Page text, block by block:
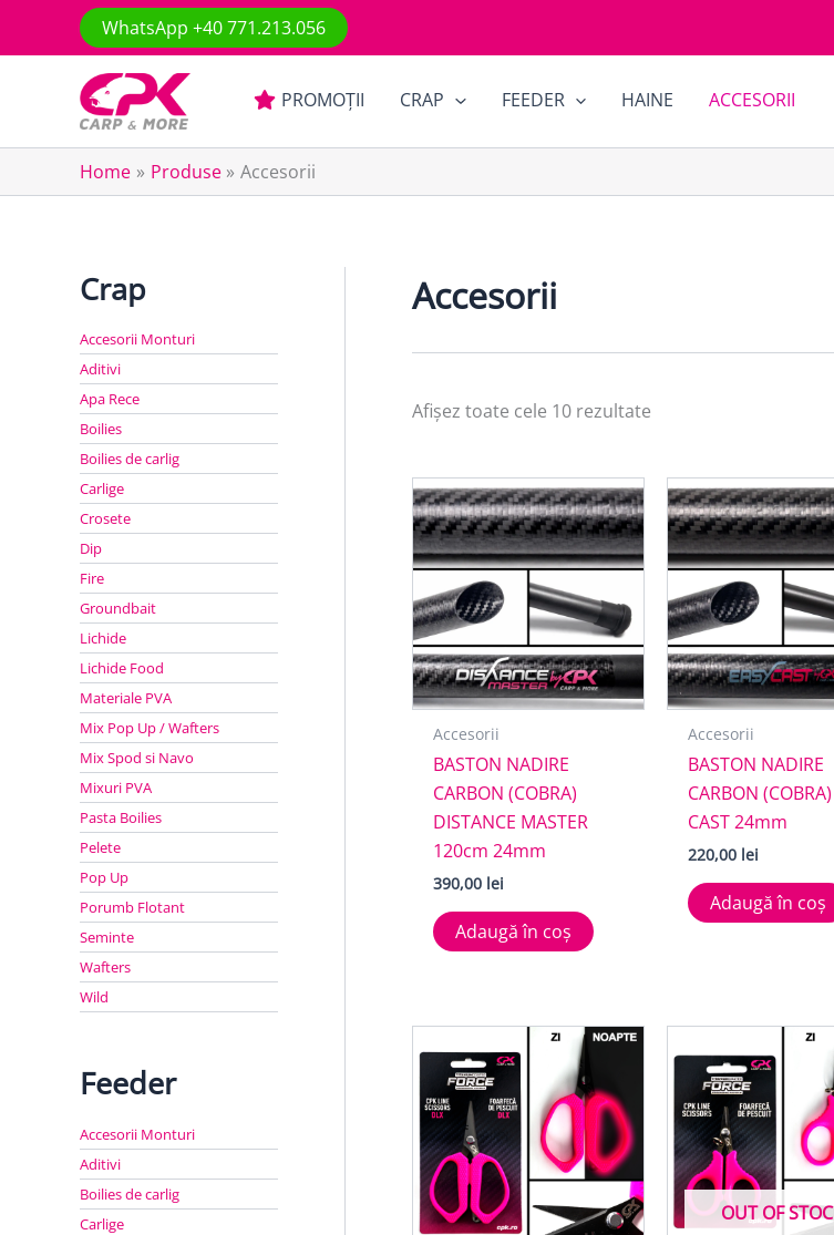
WhatsApp +40 771.213.056
PROMOȚII CRAP FEEDER HAINE ACCESORII
Home Produse Accesorii
Crap
Accesorii Monturi
Aditivi
Apa Rece
Boilies
Boilies de carlig
Carlige
Crosete
Dip
Fire
Groundbait
Lichide
Lichide Food
Materiale PVA
Mix Pop Up / Wafters
Mix Spod si Navo
Mixuri PVA
Pasta Boilies
Pelete
Pop Up
Porumb Flotant
Seminte
Wafters
Wild
Feeder
Accesorii Monturi
Aditivi
Boilies de carlig
Carlige
Accesorii
Afișez toate cele 10 rezultate
Accesorii
BASTON NADIRE
CARBON (COBRA)
DISTANCE MASTER
120cm 24mm
390,00 lei
Adaugă în coș
Accesorii
BASTON NADIRE
CARBON
CAST 24mm
220,00 lei
Adaugă în coș
OUT OF